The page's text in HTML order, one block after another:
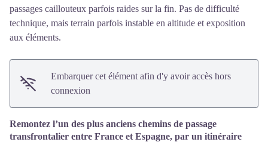
passages caillouteux parfois raides sur la fin. Pas de difficulté
technique, mais terrain parfois instable en altitude et exposition
aux éléments.
Embarquer cet élément afin d'y avoir accès hors
connexion
Remontez l’un des plus anciens chemins de passage
transfrontalier entre France et Espagne, par un itinéraire